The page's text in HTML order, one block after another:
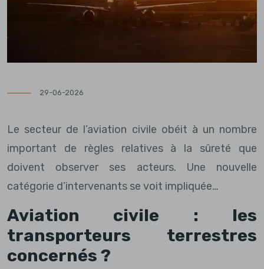
29-06-2026
Le secteur de l’aviation civile obéit à un nombre
important de règles relatives à la sûreté que
doivent observer ses acteurs. Une nouvelle
catégorie d’intervenants se voit impliquée…
Aviation civile : les
transporteurs terrestres
concernés ?